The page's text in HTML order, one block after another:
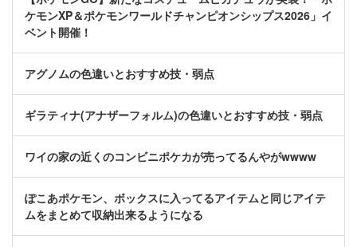
ケモンXP＆ポケモンワールドチャンピオンシップス2026」イ
ベント開催！
アグノムの色違いとおすすめ技・弱点
ギラティナ(アナザーフォルム)の色違いとおすすめ技・弱点
ワイの家の近くのコンビニポケカが売ってるんやがwwww
ぽこあポケモン、ボックスに入ってるアイテムと同じアイテ
ムをまとめて収納出来るようになる